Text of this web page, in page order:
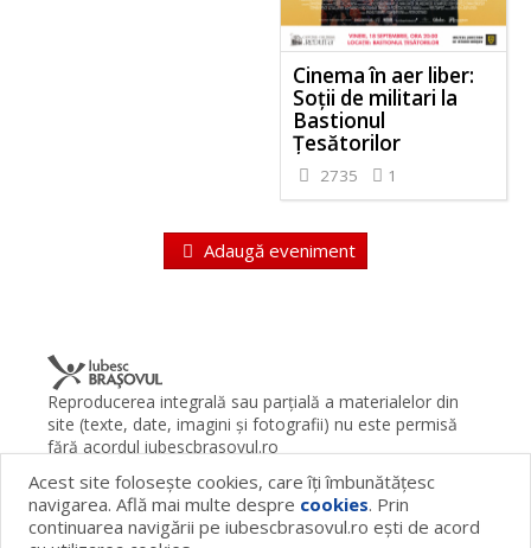
Cinema în aer liber:
Soții de militari la
Bastionul
Țesătorilor
2735 1
Adaugă eveniment
Reproducerea integrală sau parţială a materialelor din
site (texte, date, imagini şi fotografii) nu este permisă
fără acordul iubescbrasovul.ro
Termeni şi condiţii
Contact Despre proiect
FAQ
Cookies
Publicitate
© 2026 iubescbrasovul.ro
Acest site foloseşte cookies, care îţi îmbunătăţesc
navigarea. Află mai multe despre cookies. Prin
continuarea navigării pe iubescbrasovul.ro eşti de acord